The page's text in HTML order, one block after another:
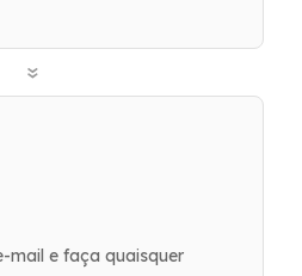
»
mail e faça quaisquer